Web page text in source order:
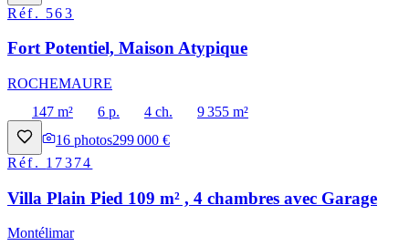
Réf. 563
Fort Potentiel, Maison Atypique
ROCHEMAURE
147 m²
6 p. 4 ch.
9 355 m²
16 photos299 000 €
Réf. 17374
Villa Plain Pied 109 m² , 4 chambres avec Garage
Montélimar